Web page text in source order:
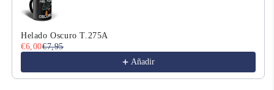
Helado Oscuro T.275A
€6,00€7,95
Añadir